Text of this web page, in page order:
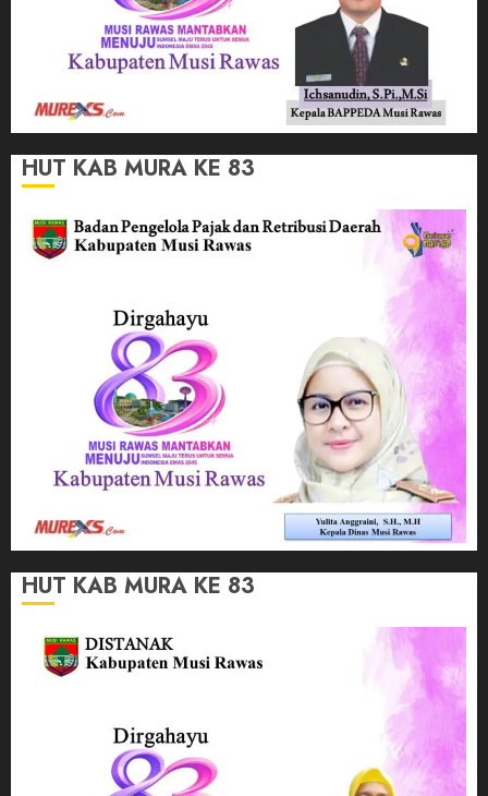
HUT KAB MURA KE 83
HUT KAB MURA KE 83